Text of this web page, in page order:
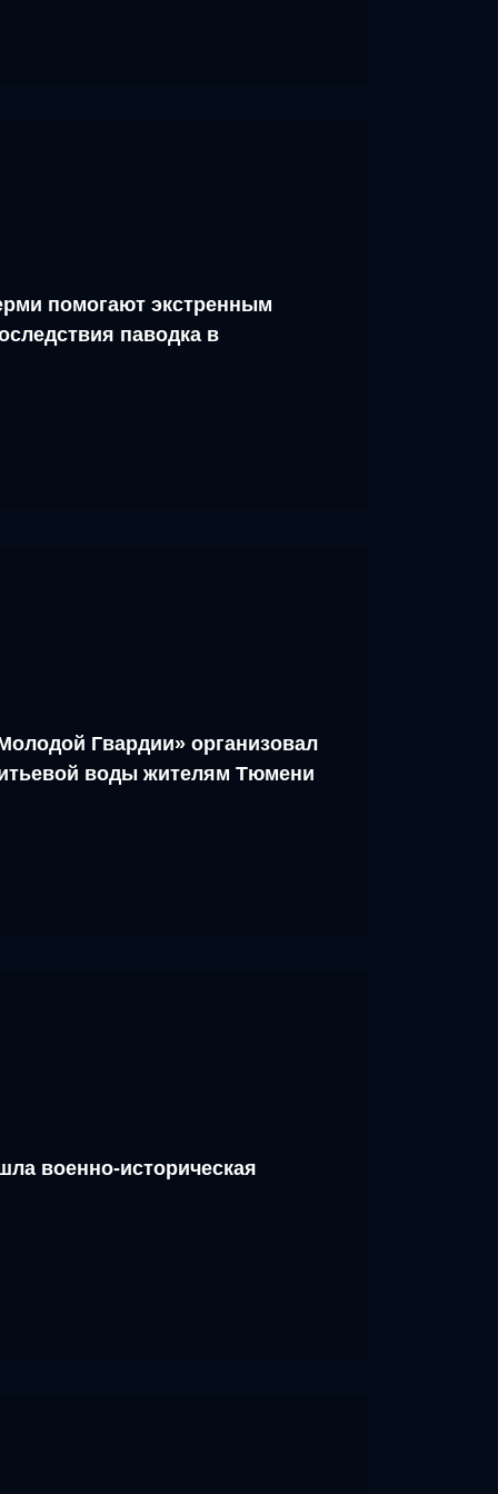
помогают экстренным
паводка в
Гвардии» организовал
воды жителям Тюмени
военно-историческая